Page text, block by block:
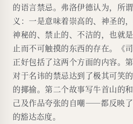
的语言禁忌。弗洛伊德认为，所
义：一是意味着崇高的、神圣的
神秘的、禁止的、不洁的，也就
止而不可触摸的东西的存在。《
正好包括了这两个方面的内容。
对于名讳的禁忌达到了极其可笑
的揶揄。第二个故事写牛首山的
己及作品夸张的自嘲——都反映
的豁达态度。